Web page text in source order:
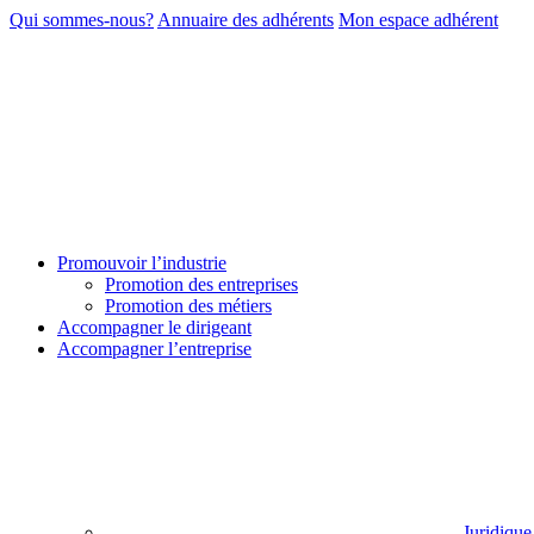
Qui sommes-nous? Annuaire des adhérents Mon espace adhérent
Promouvoir l’industrie
Promotion des entreprises
Promotion des métiers
Accompagner le dirigeant
Accompagner l’entreprise